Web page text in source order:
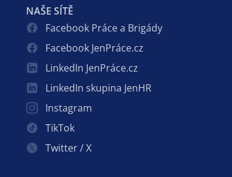
NAŠE SÍTĚ
Facebook Práce a Brigády
Facebook JenPráce.cz
LinkedIn JenPráce.cz
LinkedIn skupina JenHR
Instagram
TikTok
Twitter / X